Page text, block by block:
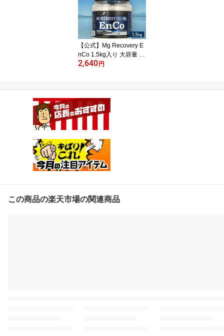
【公式】Mg Recovery E
nCo 1.5kg入り 大容量 バ
スソルト マグネシウム
タイル エンコ 死海 無添
加 無香料 無着色 敏感肌
美容 リラックス 保湿 半
身浴 ギフト
2,640円
この商品の楽天市場の関連商品